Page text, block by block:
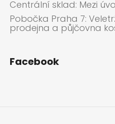
Centrální sklad: Mezi
Pobočka Praha 7:
prodejna a půjčovna
Facebook